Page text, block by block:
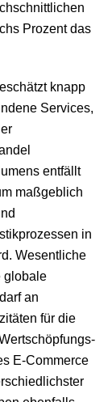
Prozent das
knapp
Services,
entfällt
maßgeblich
in
Wesentliche
globale
an
für die
E-Commerce